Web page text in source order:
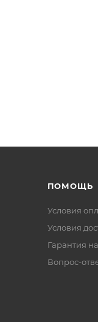
ПОМОЩЬ
Условия
Условия
Гарантия
Вопрос-